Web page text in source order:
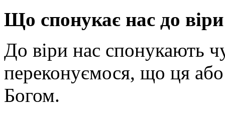
Що спонукає нас до віри
До віри нас спонукають
переконуємося, що ця
Богом.